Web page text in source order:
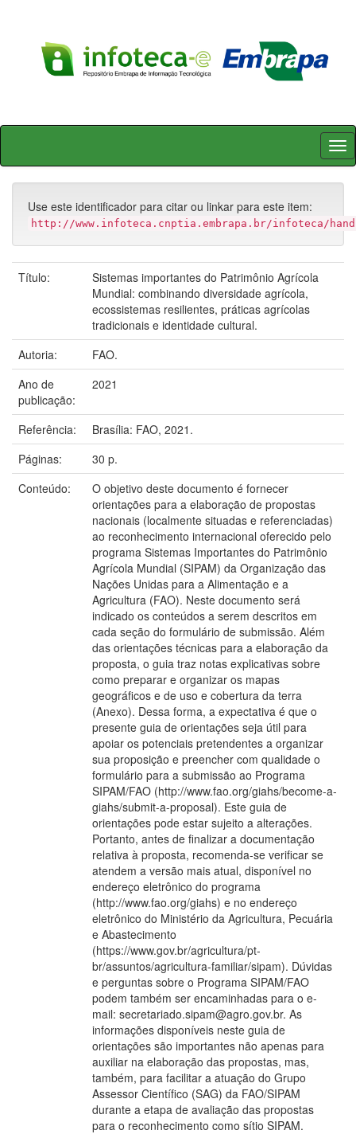
Skip
Use este identificador para citar ou linkar para este item:
http://www.infoteca.cnptia.embrapa.br/infoteca/
Título:
Sistemas importantes do Patrimônio Agrícola
Mundial: combinando diversidade agrícola,
ecossistemas resilientes, práticas agrícolas
tradicionais e identidade cultural.
Autoria:
FAO.
Ano de
publicação:
2021
Referência:
Brasília: FAO, 2021.
Páginas:
30 p.
Conteúdo:
O objetivo deste documento é fornecer
orientações para a elaboração de propostas
nacionais (localmente situadas e referenciadas)
ao reconhecimento internacional oferecido pelo
programa Sistemas Importantes do Patrimônio
Agrícola Mundial (SIPAM) da Organização das
Nações Unidas para a Alimentação e a
Agricultura (FAO). Neste documento será
indicado os conteúdos a serem descritos em
cada seção do formulário de submissão. Além
das orientações técnicas para a elaboração da
proposta, o guia traz notas explicativas sobre
como preparar e organizar os mapas
geográficos e de uso e cobertura da terra
(Anexo). Dessa forma, a expectativa é que o
presente guia de orientações seja útil para
apoiar os potenciais pretendentes a organizar
sua proposição e preencher com qualidade o
formulário para a submissão ao Programa
SIPAM/FAO (http://www.fao.org/giahs/become-a-
giahs/submit-a-proposal). Este guia de
orientações pode estar sujeito a alterações.
Portanto, antes de finalizar a documentação
relativa à proposta, recomenda-se verificar se
atendem a versão mais atual, disponível no
endereço eletrônico do programa
(http://www.fao.org/giahs) e no endereço
eletrônico do Ministério da Agricultura, Pecuária
e Abastecimento
(https://www.gov.br/agricultura/pt-
br/assuntos/agricultura-familiar/sipam). Dúvidas
e perguntas sobre o Programa SIPAM/FAO
podem também ser encaminhadas para o e-
mail: secretariado.sipam@agro.gov.br. As
informações disponíveis neste guia de
orientações são importantes não apenas para
auxiliar na elaboração das propostas, mas,
também, para facilitar a atuação do Grupo
Assessor Científico (SAG) da FAO/SIPAM
durante a etapa de avaliação das propostas
para o reconhecimento como sítio SIPAM.